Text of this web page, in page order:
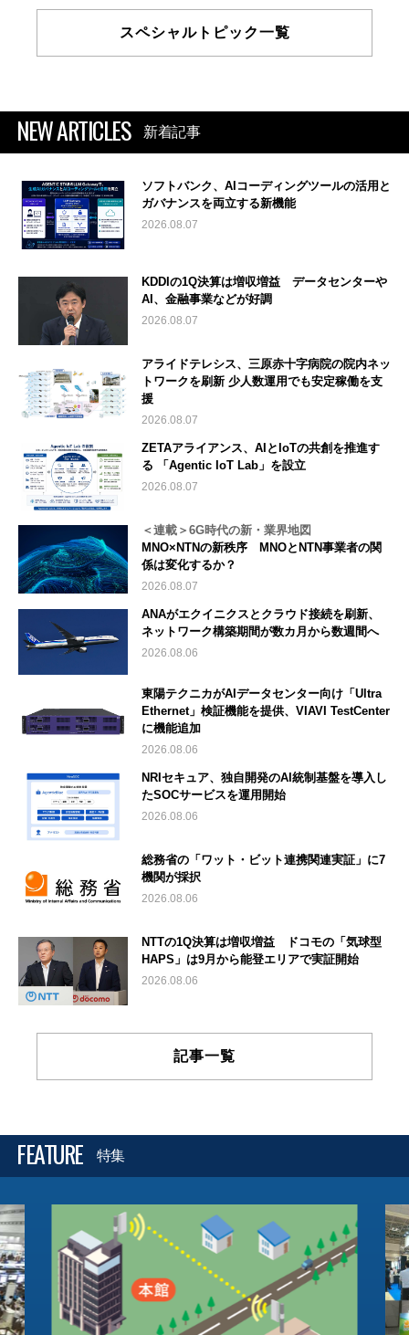
スペシャルトピック一覧
NEW ARTICLES 新着記事
ソフトバンク、AIコーディングツールの活用と
ガバナンスを両立する新機能
2026.08.07
KDDIの1Q決算は増収増益 データセンターや
AI、金融事業などが好調
2026.08.07
アライドテレシス、三原赤十字病院の院内ネッ
トワークを刷新 少人数運用でも安定稼働を支
援
2026.08.07
ZETAアライアンス、AIとIoTの共創を推進す
る 「Agentic IoT Lab」を設立
2026.08.07
＜連載＞6G時代の新・業界地図
MNO×NTNの新秩序 MNOとNTN事業者の関
係は変化するか？
2026.08.07
ANAがエクイニクスとクラウド接続を刷新、
ネットワーク構築期間が数カ月から数週間へ
2026.08.06
東陽テクニカがAIデータセンター向け「Ultra
Ethernet」検証機能を提供、VIAVI TestCenter
に機能追加
2026.08.06
NRIセキュア、独自開発のAI統制基盤を導入し
たSOCサービスを運用開始
2026.08.06
総務省の「ワット・ビット連携関連実証」に7
機関が採択
2026.08.06
NTTの1Q決算は増収増益 ドコモの「気球型
HAPS」は9月から能登エリアで実証開始
2026.08.06
記事一覧
FEATURE 特集